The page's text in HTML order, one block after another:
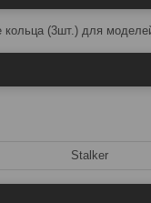
(3шт.) для
Stalker